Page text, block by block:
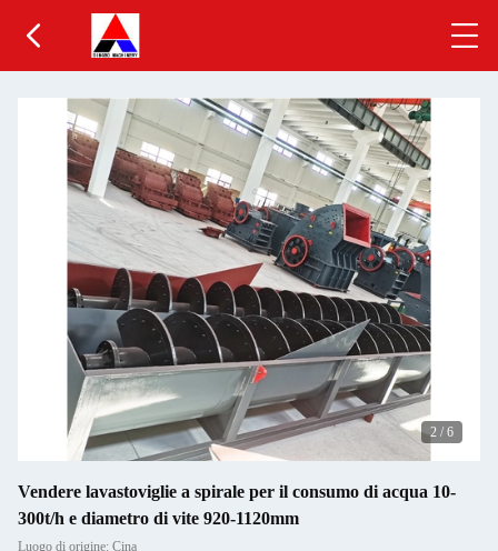
2 / 6
Vendere lavastoviglie a spirale per il consumo di acqua 10-
300t/h e diametro di vite 920-1120mm
Luogo di origine: Cina